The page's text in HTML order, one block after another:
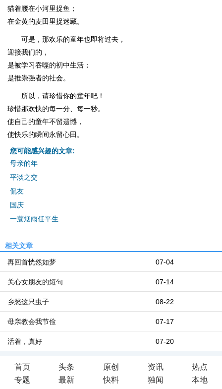
猫着腰在小河里捉鱼；
在金黄的麦田里捉迷藏。
可是，那欢乐的童年也即将过去，
迎接我们的，
是被学习吞噬的初中生活；
是推崇强者的社会。
所以，请珍惜你的童年吧！
珍惜那欢快的每一分、每一秒。
使自己的童年不留遗憾，
使快乐的瞬间永留心田。
您可能感兴趣的文章:
母亲的年
平淡之交
侃友
国庆
一蓑烟雨任平生
相关文章
07-04
再回首恍然如梦
07-14
关心女朋友的短句
08-22
乡愁这只虫子
07-17
母亲教会我节俭
07-20
活着，真好
首页 头条 原创 资讯
热点
专题
最新 快料 独闻 本地